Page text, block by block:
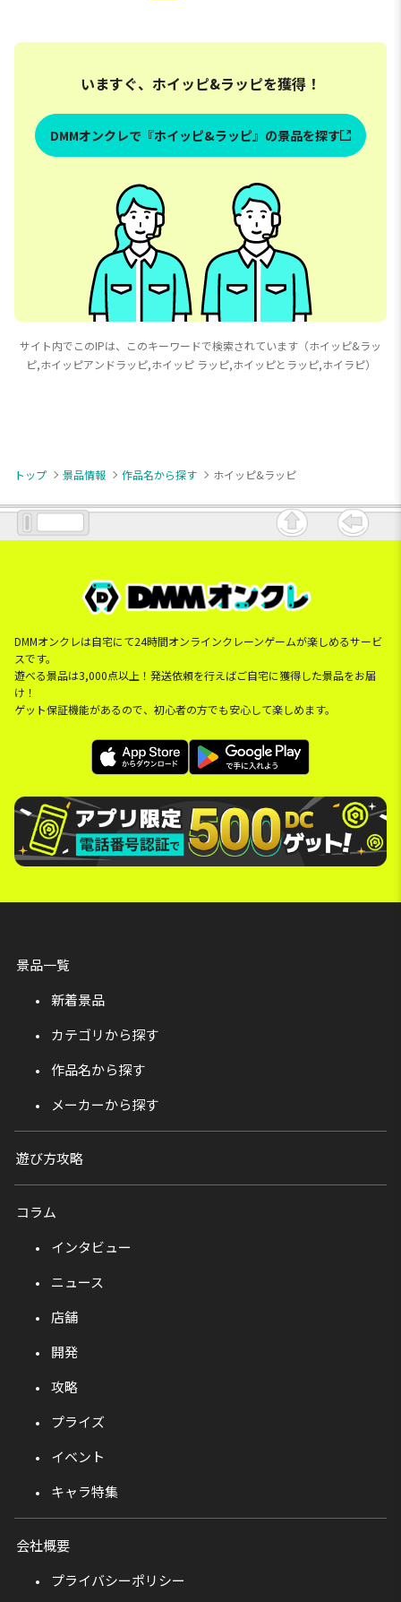
いますぐ、ホイッピ&ラッピを獲得！
DMMオンクレで『ホイッピ&ラッピ』の景品を探す
サイト内でこのIPは、このキーワードで検索されています（ホイッピ&ラッ
ピ,ホイッピアンドラッピ,ホイッピ ラッピ,ホイッピとラッピ,ホイラピ）
トップ 景品情報 作品名から探す ホイッピ&ラッピ
DMMオンクレは自宅にて24時間オンラインクレーンゲームが楽しめるサービ
スです。
遊べる景品は3,000点以上！発送依頼を行えばご自宅に獲得した景品をお届
け！
ゲット保証機能があるので、初心者の方でも安心して楽しめます。
景品一覧
新着景品
カテゴリから探す
作品名から探す
メーカーから探す
遊び方攻略
コラム
インタビュー
ニュース
店舗
開発
攻略
プライズ
イベント
キャラ特集
会社概要
プライバシーポリシー